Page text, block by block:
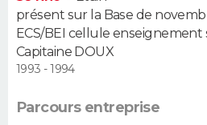
présent sur la Base de
ECS/BEI cellule enseignement
Capitaine DOUX
1993 - 1994
Parcours entreprise